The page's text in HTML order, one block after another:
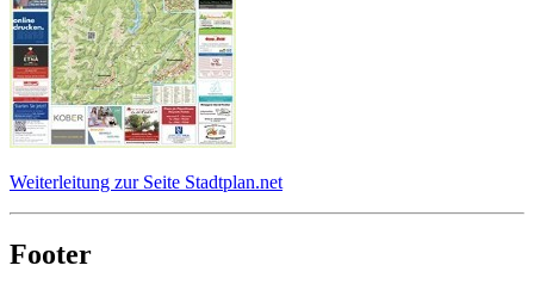
Weiterleitung zur Seite Stadtplan.net
Footer